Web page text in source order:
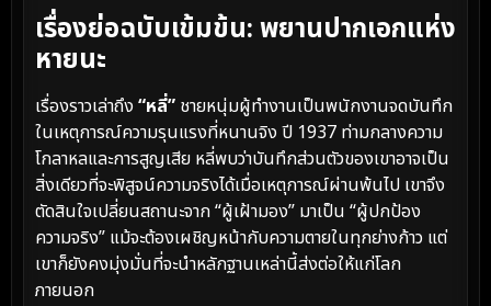
เรื่องย่อฉบับเข้มข้น: พยานปากเอกแห่ง
หายนะ
เรื่องราวเล่าถึง “หลี่” ชายหนุ่มผู้ทำงานเป็นพนักงานจดบันทึก
ในเหตุการณ์ความรุนแรงที่หนานจิง ปี 1937 ท่ามกลางความ
โกลาหลและการสูญเสีย หลี่พบว่าบันทึกส่วนตัวของเขาอาจเป็น
สิ่งเดียวที่จะพิสูจน์ความจริงได้เมื่อเหตุการณ์ผ่านพ้นไป เขาจึง
ตัดสินใจเปลี่ยนสถานะจาก “ผู้เฝ้ามอง” มาเป็น “ผู้ปกป้อง
ความจริง” แม้จะต้องเผชิญหน้ากับความตายในทุกย่างก้าว แต่
เขาก็ยังคงมุ่งมั่นที่จะนำหลักฐานเหล่านี้ส่งต่อให้แก่โลก
ภายนอก